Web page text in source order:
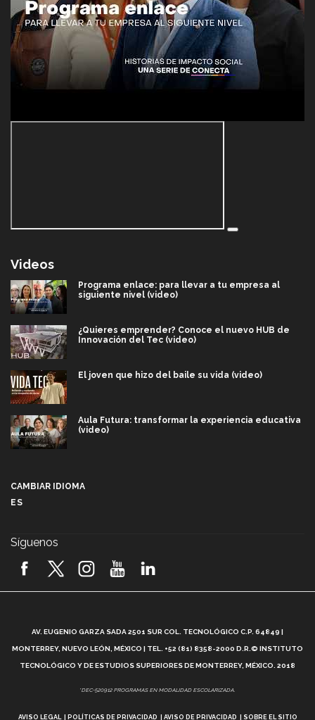
Videos
Programa enlace: para llevar a tu empresa al
siguiente nivel (video)
¿Quieres emprender? Conoce el nuevo HUB de
Innovación del Tec (video)
El joven que hizo del baile su vida (video)
Aula Futura: transformar la experiencia educativa
(video)
2026! (video)
¿Cómo es el Modelo Educativo Tec? (video)
Vida Tec: Feminismo e Inteligencia Artificial, Paola
CAMBIAR IDIOMA
ES
Síguenos
AV. EUGENIO GARZA SADA 2501 SUR COL. TECNOLÓGICO C.P. 64849 |
MONTERREY, NUEVO LEÓN, MÉXICO | TEL. +52 (81) 8358-2000 D.R.© INSTITUTO
TECNOLÓGICO Y DE ESTUDIOS SUPERIORES DE MONTERREY, MÉXICO. 2018
*DEC-520912 PROGRAMAS EN MODALIDAD ESCOLARIZADA.
AVISO LEGAL POLÍTICAS DE PRIVACIDAD AVISO DE PRIVACIDAD SOBRE EL SITIO